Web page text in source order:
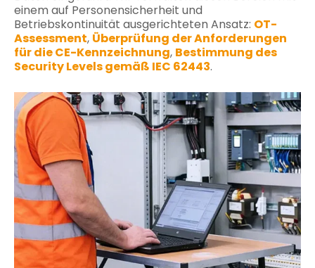
einem auf Personensicherheit und
Betriebskontinuität ausgerichteten Ansatz: OT-
Assessment, Überprüfung der Anforderungen
für die CE-Kennzeichnung, Bestimmung des
Security Levels gemäß IEC 62443.